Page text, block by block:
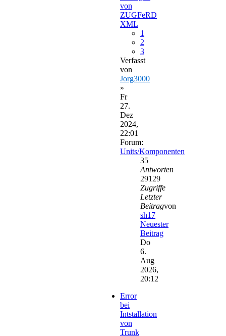
von
ZUGFeRD
XML
1
2
3
Verfasst
von
Jorg3000
»
Fr
27.
Dez
2024,
22:01
Forum:
Units/Komponenten
35
Antworten
29129
Zugriffe
Letzter
Beitragvon
sh17
Neuester
Beitrag
Do
6.
Aug
2026,
20:12
Error
bei
Intstallation
von
Trunk